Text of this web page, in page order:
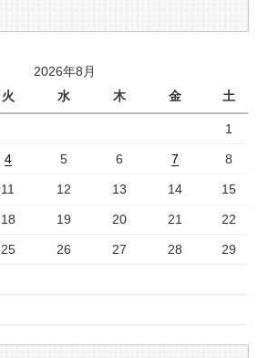
2026年8月
火 水 木 金 土
1
4 5 6 7 8
11 12 13 14 15
18 19 20 21 22
25 26 27 28 29